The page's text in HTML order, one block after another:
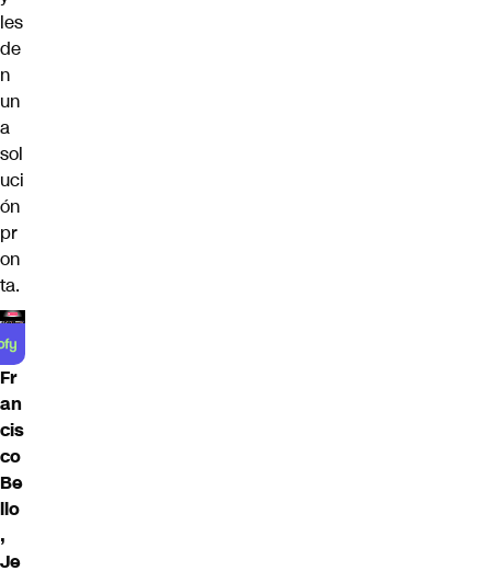
les
de
n
un
a
sol
uci
ón
pr
on
ta.
Fr
an
cis
co
Be
llo
,
Je